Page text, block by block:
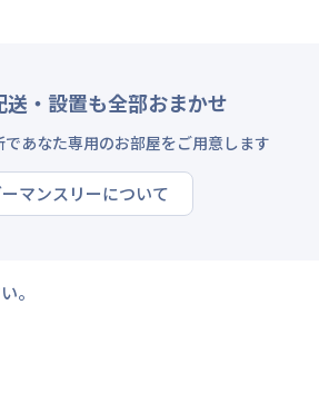
送・設置も全部おまかせ
であなた専用のお部屋をご用意します
マンスリーについて
。